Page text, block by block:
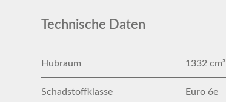
Technische Daten
Hubraum 1332 cm³
Schadstoffklasse Euro 6e